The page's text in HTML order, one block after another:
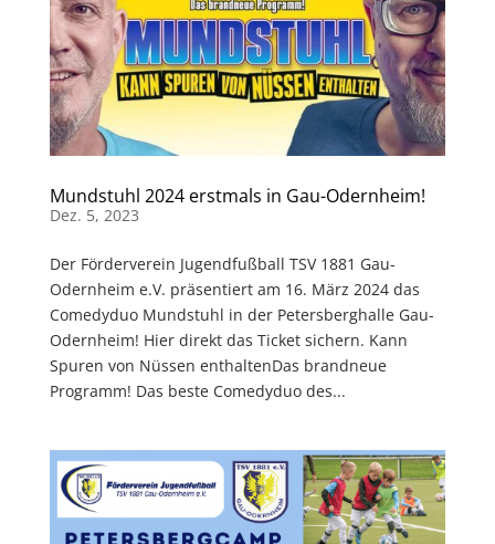
Mundstuhl 2024 erstmals in Gau-Odernheim!
Dez. 5, 2023
Der Förderverein Jugendfußball TSV 1881 Gau-
Odernheim e.V. präsentiert am 16. März 2024 das
Comedyduo Mundstuhl in der Petersberghalle Gau-
Odernheim! Hier direkt das Ticket sichern. Kann
Spuren von Nüssen enthaltenDas brandneue
Programm! Das beste Comedyduo des...